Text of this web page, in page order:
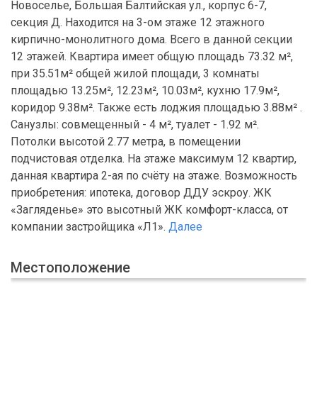
Новоселье, Большая Балтийская ул., корпус 6-7,
секция Д. Находится на 3-ом этаже 12 этажного
кирпично-монолитного дома. Всего в данной секции
12 этажей. Квартира имеет общую площадь 73.32 м²,
при 35.51м² общей жилой площади, 3 комнаты
площадью 13.25м², 12.23м², 10.03м², кухню 17.9м²,
коридор 9.38м². Также есть лоджия площадью 3.88м² .
Санузлы: совмещенный - 4 м², туалет - 1.92 м².
Потолки высотой 2.77 метра, в помещении
подчистовая отделка. На этаже максимум 12 квартир,
данная квартира 2-ая по счёту на этаже. Возможность
приобретения: ипотека, договор ДДУ эскроу. ЖК
«Загляденье» это высотный ЖК комфорт-класса, от
компании застройщика «Л1». Далее
Местоположение